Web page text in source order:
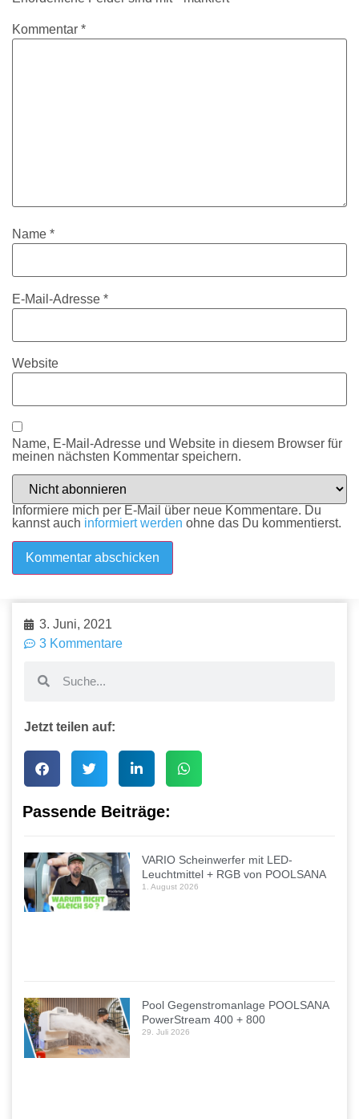
Kommentar *
Name *
E-Mail-Adresse *
Website
Name, E-Mail-Adresse und Website in diesem Browser für
meinen nächsten Kommentar speichern.
Informiere mich per E-Mail über neue Kommentare. Du
kannst auch informiert werden ohne das Du kommentierst.
3. Juni, 2021
3 Kommentare
Jetzt teilen auf:
Passende Beiträge:
VARIO Scheinwerfer mit LED-
Leuchtmittel + RGB von POOLSANA
1. August 2026
Pool Gegenstromanlage POOLSANA
PowerStream 400 + 800
29. Juli 2026